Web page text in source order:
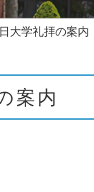
大学礼拝の案内
案内